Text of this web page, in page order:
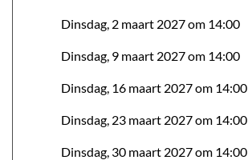
Dinsdag, 2 maart 2027 om 14:00
Dinsdag, 9 maart 2027 om 14:00
Dinsdag, 16 maart 2027 om 14:00
Dinsdag, 23 maart 2027 om 14:00
Dinsdag, 30 maart 2027 om 14:00